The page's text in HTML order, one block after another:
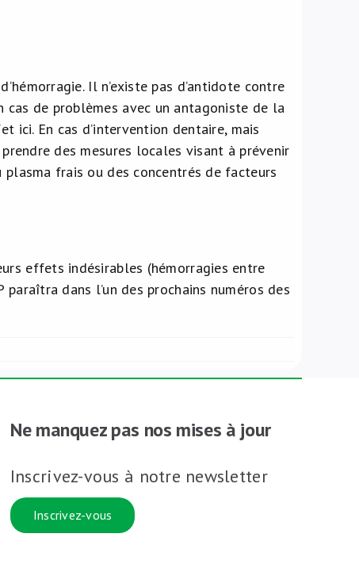
Il n’existe pas d’antidote contre
de problèmes avec un antagoniste de la
ici. En cas d’intervention dentaire, mais
des mesures locales visant à prévenir
plasma frais ou des concentrés de facteurs
effets indésirables (hémorragies entre
dans l’un des prochains numéros des
Ne manquez pas nos mises à jour
Inscrivez-vous à notre newsletter
Inscrivez-vous